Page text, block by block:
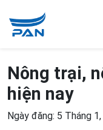
Nông trại,
hiện nay
Ngày đăng: 5 Tháng